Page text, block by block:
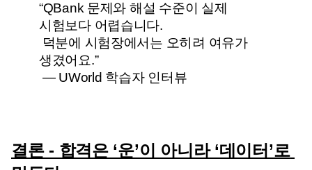
“QBank 문제와 해설 수준이 실제
시험보다 어렵습니다.
생겼어요.”
— UWorld 학습자 인터뷰
결론 - 합격은 ‘운’이 아니라 ‘데이터’로